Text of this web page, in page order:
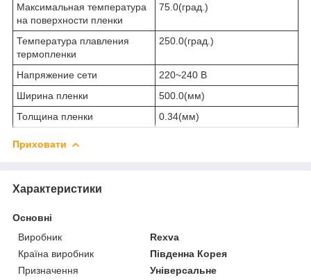
Максимальная температура
на поверхности пленки
75.0(град.)
Температура плавления
термопленки
250.0(град.)
Напряжение сети
220~240 В
Ширина пленки
500.0(мм)
Толщина пленки
0.34(мм)
Приховати
Характеристики
Основні
Виробник
Rexva
Країна виробник
Південна Корея
Призначення
Універсальне